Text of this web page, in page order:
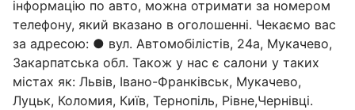
інформацію по авто, можна отримати за номером
телефону, який вказано в оголошенні. Чекаємо вас
за адресою: ● вул. Автомобілістів, 24а, Мукачево,
Закарпатська обл. Також у нас є салони у таких
містах як: Львів, Івано-Франківськ, Мукачево,
Луцьк, Коломия, Київ, Тернопіль, Рівне,Чернівці.